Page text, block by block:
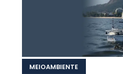
MEIOAMBIENTE